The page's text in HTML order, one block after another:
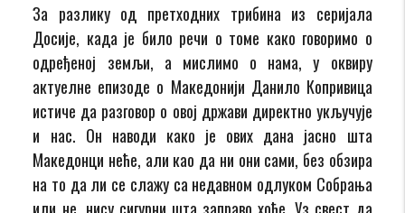
За разлику од претходних трибина из серијала
Досије, када је било речи о томе како говоримо о
одређеној земљи, а мислимо о нама, у оквиру
актуелне епизоде о Македонији Данило Копривица
истиче да разговор о овој држави директно укључује
и нас. Он наводи како је ових дана јасно шта
Македонци неће, али као да ни они сами, без обзира
на то да ли се слажу са недавном одлуком Собрања
или не, нису сигурни шта заправо хоће. Уз свест да